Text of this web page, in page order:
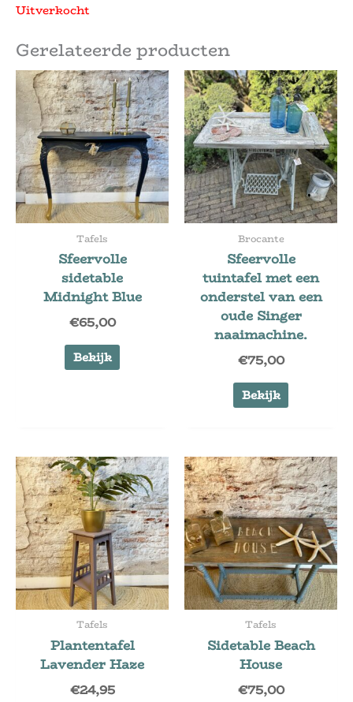
Uitverkocht
Gerelateerde producten
Tafels
Sfeervolle
sidetable
Midnight Blue
€65,00
Bekijk
Brocante
Sfeervolle
tuintafel met een
onderstel van een
oude Singer
naaimachine.
€75,00
Bekijk
Tafels
Plantentafel
Lavender Haze
€24,95
Tafels
Sidetable Beach
House
€75,00